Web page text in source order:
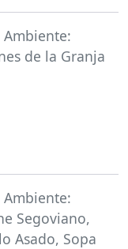
de la Granja
Segoviano,
Asado, Sopa